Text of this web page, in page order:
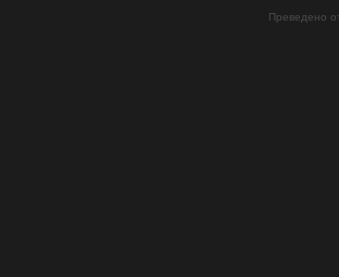
Преведено